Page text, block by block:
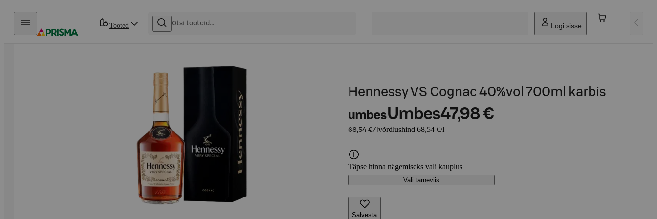
Otse sisu juurde
Tooted Logi sisse
Hennessy VS Cognac 40%vol 700ml karbis
umbesUmbes47,98 €
68,54 €/l võrdlushind 68,54 €/l
Täpse hinna nägemiseks vali kauplus
Vali tarneviis
Salvesta